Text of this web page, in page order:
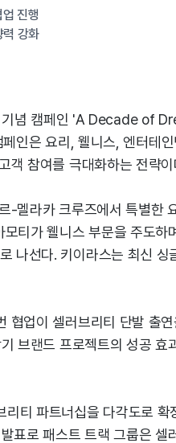
진행
력 강화
념 캠페인 'A Decade of
인은 요리, 웰니스, 엔터테
객 참여를 극대화하는 전략이
-멜라카 크루즈에서 특별한
티가 웰니스 부문을 주도하
나선다. 키이라스는 최신 싱
협업이 셀러브리티 단발 출
브랜드 프로젝트의 성공 효
티 파트너십을 다각도로 확
표로 패스트 트랙 그룹은 셀